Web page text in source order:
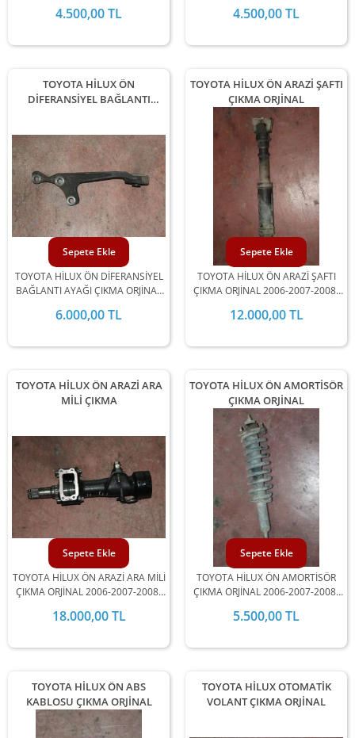
ARALIĞINDA STOKLARIMIZDA
4.500,00 TL
2012 MODEL ARALIĞINDA
4.500,00 TL
TOYOTA HİLUX ÖN
DİFERANSİYEL BAĞLANTI
TOYOTA HİLUX ÖN DİFERANSİYEL
BAĞLANTI AYAĞI ÇIKMA ORJİNAL
2012 MODEL ARALIĞINDA
6.000,00 TL
Sepete Ekle
TOYOTA HİLUX ÖN ARAZİ ŞAFTI
ÇIKMA ORJİNAL
TOYOTA HİLUX ÖN ARAZİ ŞAFTI
ÇIKMA ORJİNAL 2006-2007-2008-
ARALIĞINDA STOKLARIMIZDA
12.000,00 TL
Sepete Ekle
TOYOTA HİLUX ÖN ARAZİ ARA
MİLİ ÇIKMA
TOYOTA HİLUX ÖN ARAZİ ARA MİLİ
ÇIKMA ORJİNAL 2006-2007-2008-
ARALIĞINDA STOKLARIMIZDA
18.000,00 TL
Sepete Ekle
TOYOTA HİLUX ÖN AMORTİSÖR
ÇIKMA ORJİNAL
TOYOTA HİLUX ÖN AMORTİSÖR
ÇIKMA ORJİNAL 2006-2007-2008-
ARALIĞINDA STOKLARIMIZDA
5.500,00 TL
Sepete Ekle
TOYOTA HİLUX ÖN ABS
KABLOSU ÇIKMA ORJİNAL
TOYOTA HİLUX OTOMATİK
VOLANT ÇIKMA ORJİNAL